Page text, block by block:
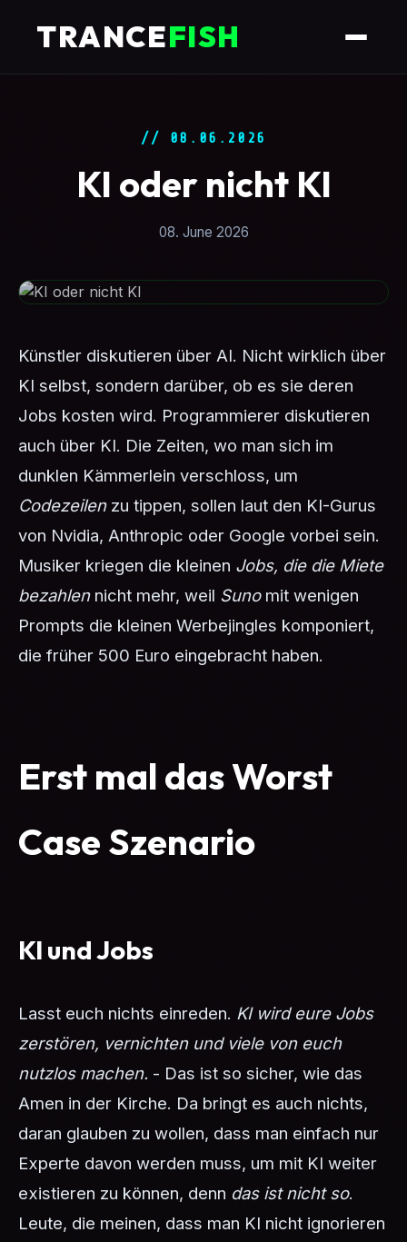
TRANCEFISH
// 08.06.2026
KI oder nicht KI
08. June 2026
Künstler diskutieren über AI. Nicht wirklich über
KI selbst, sondern darüber, ob es sie deren
Jobs kosten wird. Programmierer diskutieren
auch über KI. Die Zeiten, wo man sich im
dunklen Kämmerlein verschloss, um
Codezeilenzu tippen, sollen laut den KI-Gurus
von Nvidia, Anthropic oder Google vorbei sein.
Musiker kriegen die kleinen Jobs, die die Miete
bezahlennicht mehr, weil Sunomit wenigen
Prompts die kleinen Werbejingles komponiert,
die früher 500 Euro eingebracht haben.
Erst mal das Worst
Case Szenario
KI und Jobs
Lasst euch nichts einreden. KI wird eure Jobs
zerstören, vernichten und viele von euch
nutzlos machen. - Das ist so sicher, wie das
Amen in der Kirche. Da bringt es auch nichts,
daran glauben zu wollen, dass man einfach nur
Experte davon werden muss, um mit KI weiter
existieren zu können, denn das ist nicht so.
Leute, die meinen, dass man KI nicht ignorieren